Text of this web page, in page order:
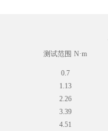
测试范围 N·m
0.7
1.13
2.26
3.39
4.51